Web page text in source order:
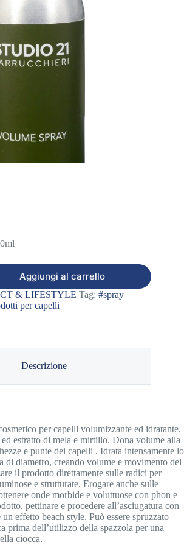
Aggiungi al carrello
& LIFESTYLE Tag: #spray
per capelli
Descrizione
per capelli volumizzante ed idratante.
estratto di mela e mirtillo. Dona volume alla
e punte dei capelli . Idrata intensamente lo
di diametro, creando volume e movimento del
il prodotto direttamente sulle radici per
e strutturate. Erogare anche sulle
onde morbide e voluttuose con phon e
pettinare e procedere all’asciugatura con
effetto beach style. Può essere spruzzato
prima dell’utilizzo della spazzola per una
ciocca.